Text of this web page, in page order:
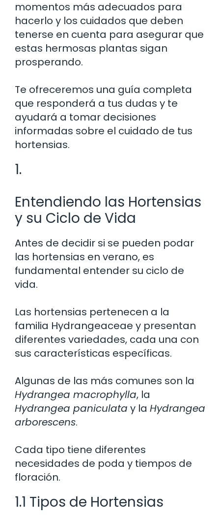
momentos más adecuados para
hacerlo y los cuidados que deben
tenerse en cuenta para asegurar que
estas hermosas plantas sigan
prosperando.
Te ofreceremos una guía completa
que responderá a tus dudas y te
ayudará a tomar decisiones
informadas sobre el cuidado de tus
hortensias.
1.
Entendiendo las Hortensias
y su Ciclo de Vida
Antes de decidir si se pueden podar
las hortensias en verano, es
fundamental entender su ciclo de
vida.
Las hortensias pertenecen a la
familia Hydrangeaceae y presentan
diferentes variedades, cada una con
sus características específicas.
Algunas de las más comunes son la
Hydrangea macrophylla, la
Hydrangea paniculata y la Hydrangea
arborescens.
Cada tipo tiene diferentes
necesidades de poda y tiempos de
floración.
1.1 Tipos de Hortensias